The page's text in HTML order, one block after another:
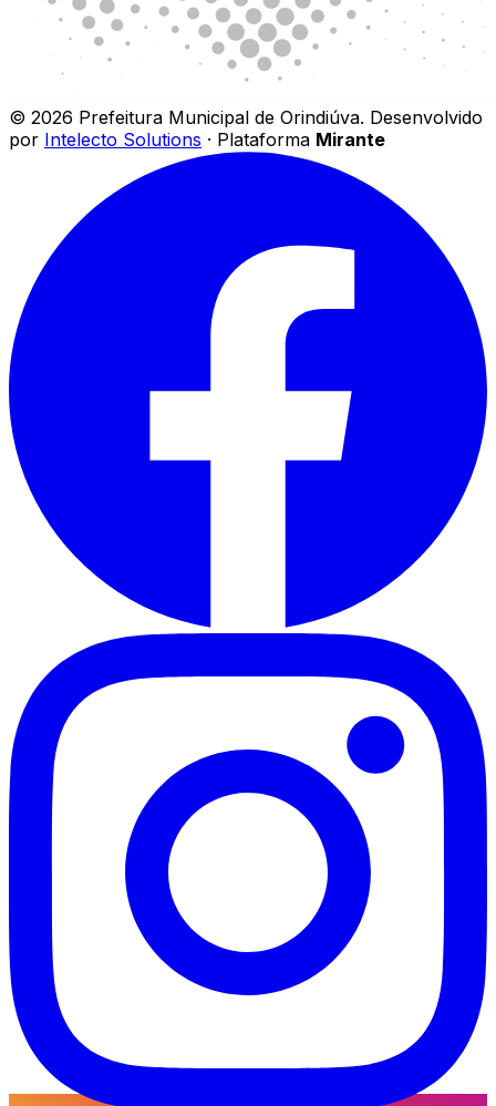
© 2026 Prefeitura Municipal de Orindiúva. Desenvolvido
por Intelecto Solutions · Plataforma Mirante